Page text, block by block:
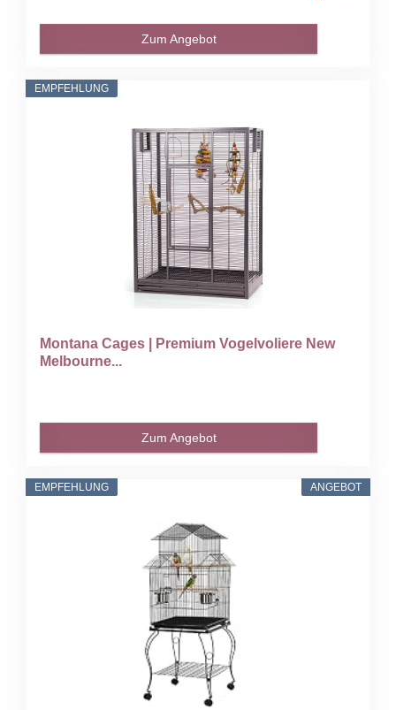
Zum Angebot
EMPFEHLUNG
Montana Cages | Premium Vogelvoliere New
Melbourne...
Zum Angebot
ANGEBOT
EMPFEHLUNG